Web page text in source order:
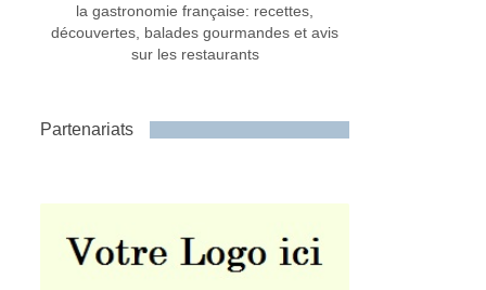
la gastronomie française: recettes,
découvertes, balades gourmandes et avis
sur les restaurants
Partenariats